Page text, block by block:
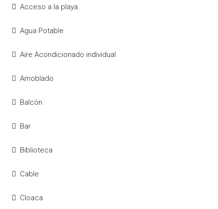
Acceso a la playa
Agua Potable
Aire Acondicionado individual
Amoblado
Balcón
Bar
Biblioteca
Cable
Cloaca